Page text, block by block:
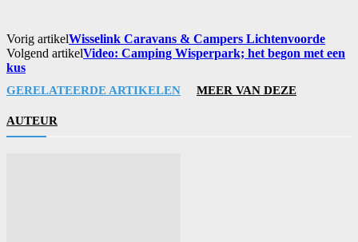
Vorig artikelWisselink Caravans & Campers Lichtenvoorde
Volgend artikelVideo: Camping Wisperpark; het begon met een
kus
GERELATEERDE ARTIKELEN MEER VAN DEZE
AUTEUR